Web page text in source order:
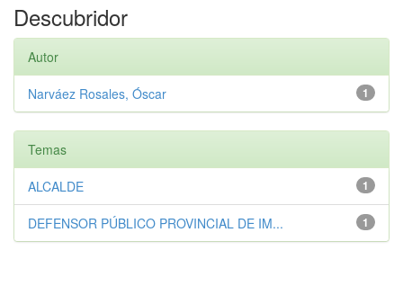
Descubridor
Autor
1
Narváez Rosales, Óscar
Temas
1
ALCALDE
1
DEFENSOR PÚBLICO PROVINCIAL DE IM...